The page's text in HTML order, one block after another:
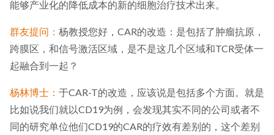
能够产业化的降低成本的新的细胞治疗技术出来。
群友提问： 杨教授您好，CAR的改造：是包括了肿瘤抗原，
跨膜区，和信号激活区域，是不是这几个区域和TCR受体一
起融合到一起？
杨林博士： 于CAR-T的改造，应该说是包括多个方面。就是
比如说我们就以CD19为例，会发现其实不同的公司或者不
同的研究单位他们CD19的CAR的疗效有差别的，这个差别